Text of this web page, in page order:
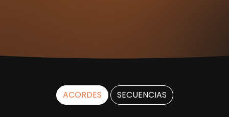
ACORDES SECUENCIAS